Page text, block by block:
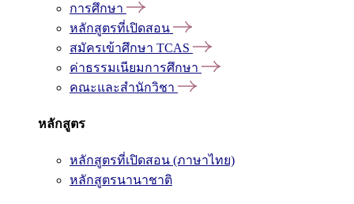
การศึกษา
หลักสูตรที่เปิดสอน
สมัครเข้าศึกษา TCAS
ค่าธรรมเนียมการศึกษา
คณะและสำนักวิชา
หลักสูตร
หลักสูตรที่เปิดสอน (ภาษาไทย)
หลักสูตรนานาชาติ